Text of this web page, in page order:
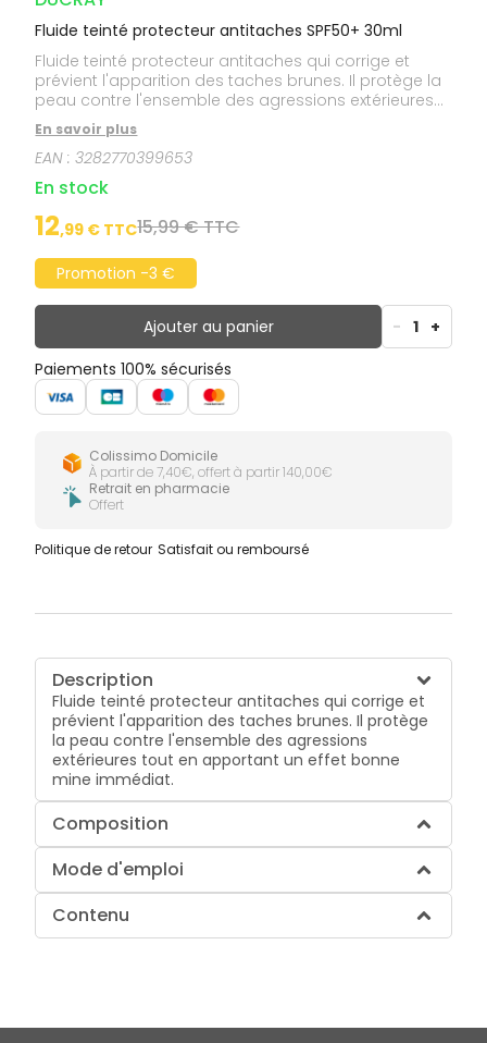
Fluide teinté protecteur antitaches SPF50+ 30ml
Fluide teinté protecteur antitaches qui corrige et
prévient l'apparition des taches brunes. Il protège la
peau contre l'ensemble des agressions extérieures
tout en apportant un effet bonne mine immédiat.
En savoir plus
EAN :3282770399653
En stock
12,99 € TTC15,99 € TTC
Promotion -3 €
Ajouter au panier - 1 +
Paiements 100% sécurisés
Colissimo Domicile
À partir de 7,40€, offert à partir 140,00€
Retrait en pharmacie
Offert
Politique de retour Satisfait ou remboursé
Description
Fluide teinté protecteur antitaches qui corrige et
prévient l'apparition des taches brunes. Il protège
la peau contre l'ensemble des agressions
extérieures tout en apportant un effet bonne
mine immédiat.
Composition
Mode d'emploi
Contenu